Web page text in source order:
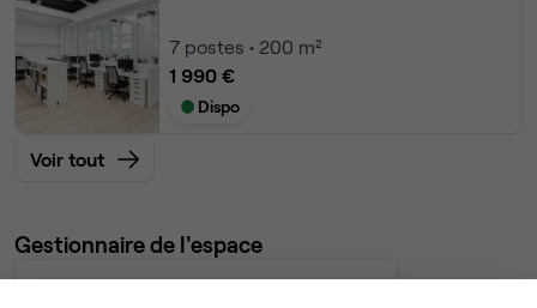
7 postes • 200 m²
1 990 €
Dispo
Voir tout
Gestionnaire de l'espace